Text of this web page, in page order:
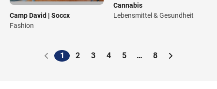
Camp David | Soccx
Fashion
Cannabis
Lebensmittel & Gesundheit
Paginierung
1 2 3 4 5 … 8